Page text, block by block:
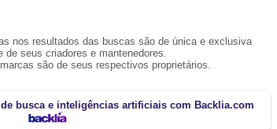
nos resultados das buscas são de única e exclusiva
de seus criadores e mantenedores.
são de seus respectivos proprietários.
busca e inteligências artificiais com Backlia.com